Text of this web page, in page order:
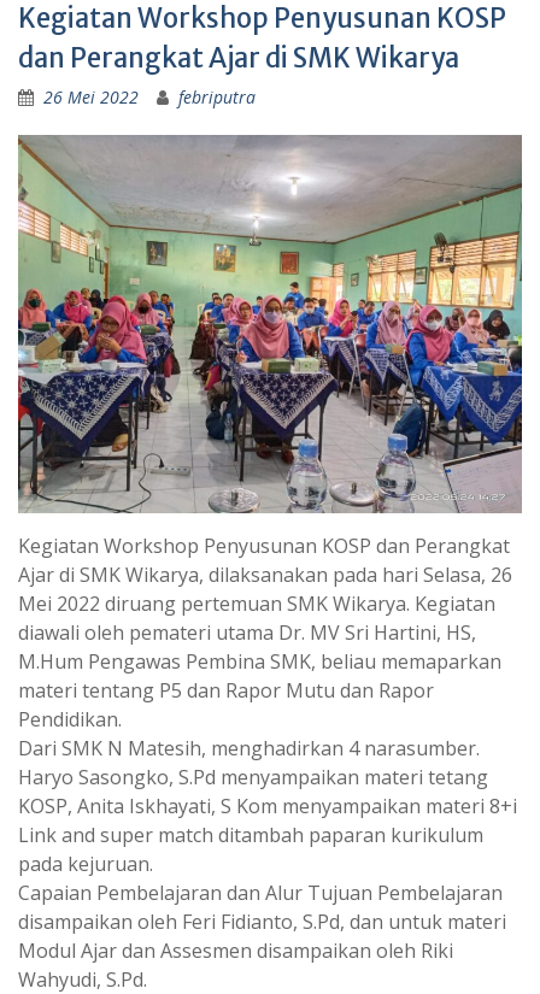
Kegiatan Workshop Penyusunan KOSP
dan Perangkat Ajar di SMK Wikarya
26 Mei 2022 febriputra
Kegiatan Workshop Penyusunan KOSP dan Perangkat
Ajar di SMK Wikarya, dilaksanakan pada hari Selasa, 26
Mei 2022 diruang pertemuan SMK Wikarya. Kegiatan
diawali oleh pemateri utama Dr. MV Sri Hartini, HS,
M.Hum Pengawas Pembina SMK, beliau memaparkan
materi tentang P5 dan Rapor Mutu dan Rapor
Pendidikan.
Dari SMK N Matesih, menghadirkan 4 narasumber.
Haryo Sasongko, S.Pd menyampaikan materi tetang
KOSP, Anita Iskhayati, S Kom menyampaikan materi 8+i
Link and super match ditambah paparan kurikulum
pada kejuruan.
Capaian Pembelajaran dan Alur Tujuan Pembelajaran
disampaikan oleh Feri Fidianto, S.Pd, dan untuk materi
Modul Ajar dan Assesmen disampaikan oleh Riki
Wahyudi, S.Pd.